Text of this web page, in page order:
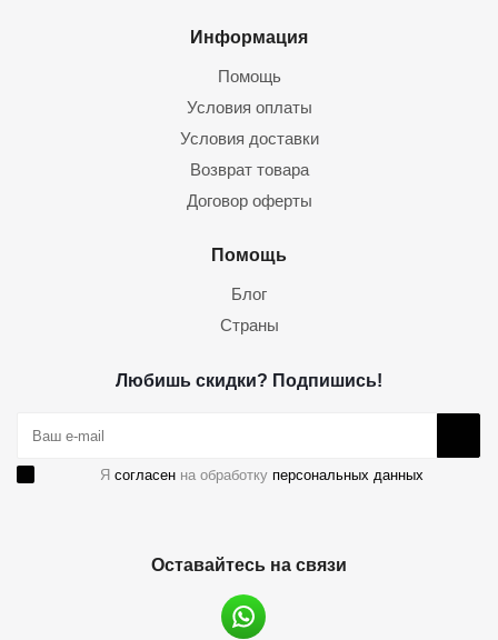
Информация
Помощь
Условия оплаты
Условия доставки
Возврат товара
Договор оферты
Помощь
Блог
Страны
Любишь скидки? Подпишись!
Я согласен на обработку персональных данных
Оставайтесь на связи